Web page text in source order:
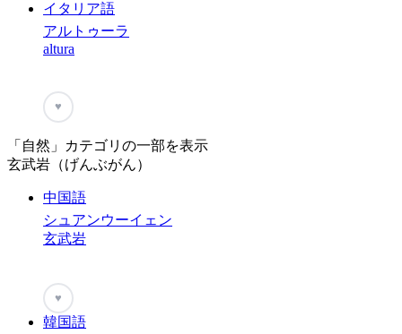
イタリア語
アルトゥーラ
altura
♥
「自然」カテゴリの一部を表示
玄武岩（げんぶがん）
中国語
シュアンウーイェン
玄武岩
♥
韓国語